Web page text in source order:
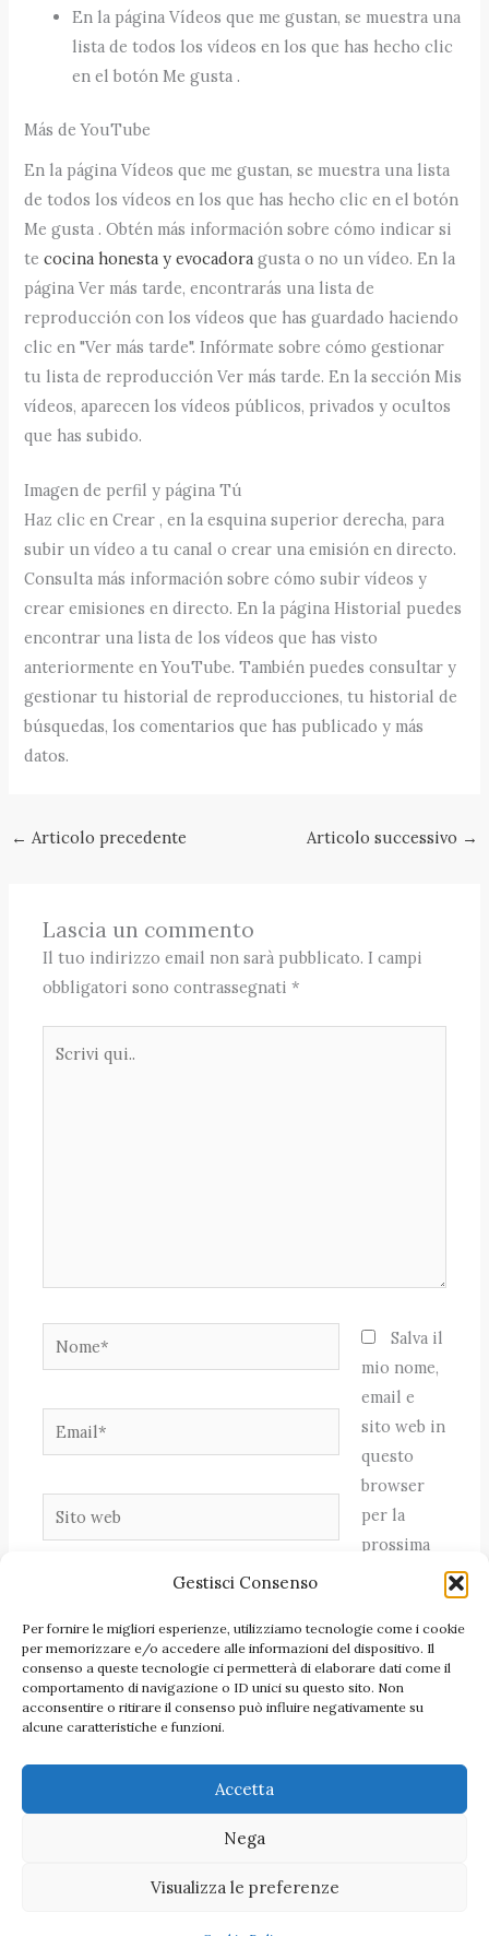
Gestisci Consenso
Per fornire le migliori esperienze, utilizziamo tecnologie come i cookie
per memorizzare e/o accedere alle informazioni del dispositivo. Il
consenso a queste tecnologie ci permetterà di elaborare dati come il
comportamento di navigazione o ID unici su questo sito. Non
acconsentire o ritirare il consenso può influire negativamente su
alcune caratteristiche e funzioni.
Accetta
Nega
Visualizza le preferenze
En la página Vídeos que me gustan, se muestra una
lista de todos los vídeos en los que has hecho clic
en el botón Me gusta .
Más de YouTube
En la página Vídeos que me gustan, se muestra una lista
de todos los vídeos en los que has hecho clic en el botón
Me gusta . Obtén más información sobre cómo indicar si
tecocina honesta y evocadora gusta o no un vídeo. En la
página Ver más tarde, encontrarás una lista de
reproducción con los vídeos que has guardado haciendo
clic en "Ver más tarde". Infórmate sobre cómo gestionar
tu lista de reproducción Ver más tarde. En la sección Mis
vídeos, aparecen los vídeos públicos, privados y ocultos
que has subido.
Imagen de perfil y página Tú
Haz clic en Crear , en la esquina superior derecha, para
subir un vídeo a tu canal o crear una emisión en directo.
Consulta más información sobre cómo subir vídeos y
crear emisiones en directo. En la página Historial puedes
encontrar una lista de los vídeos que has visto
anteriormente en YouTube. También puedes consultar y
gestionar tu historial de reproducciones, tu historial de
búsquedas, los comentarios que has publicado y más
datos.
← Articolo precedente Articolo successivo →
Lascia un commento
Il tuo indirizzo email non sarà pubblicato. I campi
obbligatori sono contrassegnati*
Nome*
Email*
Sito
web
Salva il
mio nome,
email e
sito web in
questo
browser
per la
prossima